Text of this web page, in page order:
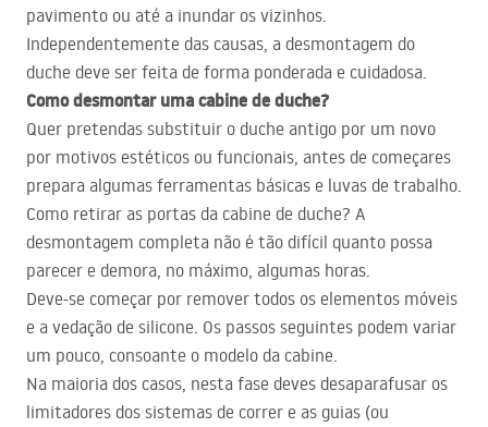
pavimento ou até a inundar os vizinhos.
Independentemente das causas, a desmontagem do
duche deve ser feita de forma ponderada e cuidadosa.
Como desmontar uma cabine de duche?
Quer pretendas substituir o duche antigo por um novo
por motivos estéticos ou funcionais, antes de começares
prepara algumas ferramentas básicas e luvas de trabalho.
Como retirar as portas da cabine de duche? A
desmontagem completa não é tão difícil quanto possa
parecer e demora, no máximo, algumas horas.
Deve-se começar por remover todos os elementos móveis
e a vedação de silicone. Os passos seguintes podem variar
um pouco, consoante o modelo da cabine.
Na maioria dos casos, nesta fase deves desaparafusar os
limitadores dos sistemas de correr e as guias (ou